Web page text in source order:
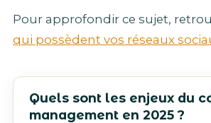
Pour approfondir ce sujet,
qui possèdent vos réseaux
Quels sont les enjeux du
management en 2025 ?